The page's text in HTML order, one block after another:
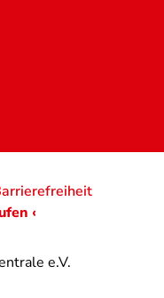
e.V.
‹